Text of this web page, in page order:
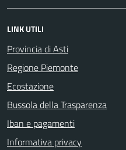
LINK UTILI
Provincia di Asti
Regione Piemonte
Ecostazione
Bussola della Trasparenza
Iban e pagamenti
Informativa privacy